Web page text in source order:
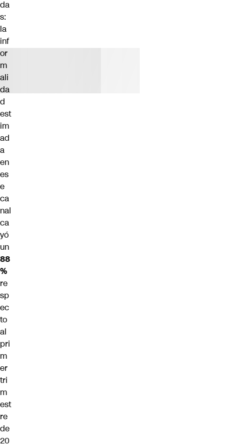
da
s:
la
inf
or
m
ali
da
d
est
im
ad
a
en
es
e
ca
nal
ca
yó
un
88
%
re
sp
ec
to
al
pri
m
er
tri
m
est
re
de
20